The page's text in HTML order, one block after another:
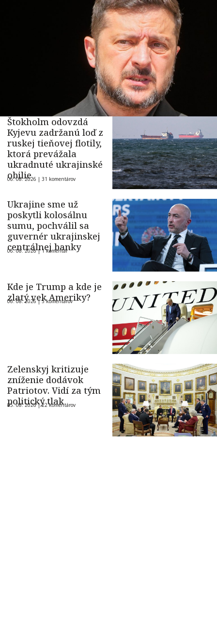
Štokholm odovzdá
Kyjevu zadržanú loď z
ruskej tieňovej flotily,
ktorá prevážala
ukradnuté ukrajinské
obilie
06. 08. 2026 | 31 komentárov
Ukrajine sme už
poskytli kolosálnu
sumu, pochválil sa
guvernér ukrajinskej
centrálnej banky
06. 08. 2026 |1 komentár
Kde je Trump a kde je
zlatý vek Ameriky?
06. 08. 2026 |5 komentárov
Zelenskyj kritizuje
zníženie dodávok
Patriotov. Vidí za tým
politický tlak
05. 08. 2026 |22 komentárov